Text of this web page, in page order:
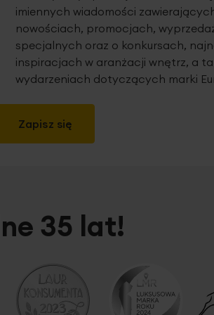
Zapisz się
imiennych wiadomości
nowościach, promocjach,
specjalnych oraz o konkursach,
inspiracjach w aranżacji wnętrz, a
wydarzeniach dotyczących marki
35 lat!